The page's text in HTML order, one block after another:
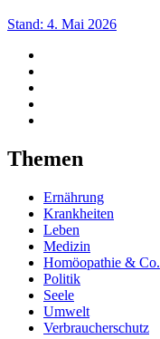
Stand: 4. Mai 2026
Themen
Ernährung
Krankheiten
Leben
Medizin
Homöopathie & Co.
Politik
Seele
Umwelt
Verbraucherschutz